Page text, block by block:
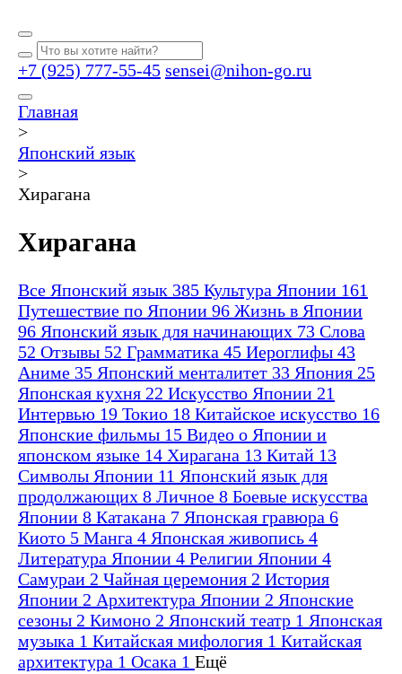
+7 (925) 777-55-45 sensei@nihon-go.ru
Главная
>
Японский язык
>
Хирагана
Хирагана
Все Японский язык 385 Культура Японии 161
Путешествие по Японии 96 Жизнь в Японии
96 Японский язык для начинающих 73 Слова
52 Отзывы 52 Грамматика 45 Иероглифы 43
Аниме 35 Японский менталитет 33 Япония 25
Японская кухня 22 Искусство Японии 21
Интервью 19 Токио 18 Китайское искусство 16
Японские фильмы 15 Видео о Японии и
японском языке 14 Хирагана 13 Китай 13
Символы Японии 11 Японский язык для
продолжающих 8 Личное 8 Боевые искусства
Японии 8 Катакана 7 Японская гравюра 6
Киото 5 Манга 4 Японская живопись 4
Литература Японии 4 Религии Японии 4
Самураи 2 Чайная церемония 2 История
Японии 2 Архитектура Японии 2 Японские
сезоны 2 Кимоно 2 Японский театр 1 Японская
музыка 1 Китайская мифология 1 Китайская
архитектура 1 Осака 1 Ещё